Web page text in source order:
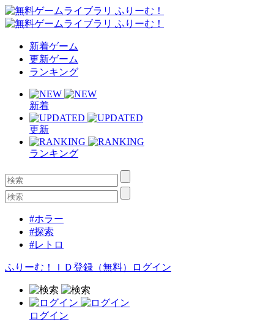
新着ゲーム
更新ゲーム
ランキング
新着
更新
ランキング
#ホラー
#探索
#レトロ
ふりーむ！ＩＤ登録（無料） ログイン
ログイン